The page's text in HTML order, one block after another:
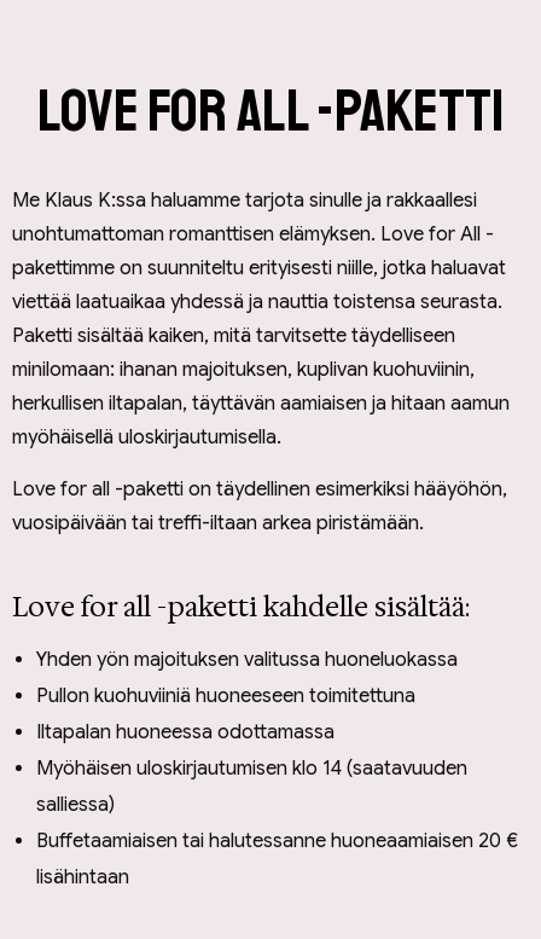
Love for all -paketti
Me Klaus K:ssa haluamme tarjota sinulle ja rakkaallesi
unohtumattoman romanttisen elämyksen. Love for All -
pakettimme on suunniteltu erityisesti niille, jotka haluavat
viettää laatuaikaa yhdessä ja nauttia toistensa seurasta.
Paketti sisältää kaiken, mitä tarvitsette täydelliseen
minilomaan: ihanan majoituksen, kuplivan kuohuviinin,
herkullisen iltapalan, täyttävän aamiaisen ja hitaan aamun
myöhäisellä uloskirjautumisella.
Love for all -paketti on täydellinen esimerkiksi hääyöhön,
vuosipäivään tai treffi-iltaan arkea piristämään.
Love for all -paketti kahdelle sisältää:
Yhden yön majoituksen valitussa huoneluokassa
Pullon kuohuviiniä huoneeseen toimitettuna
Iltapalan huoneessa odottamassa
Myöhäisen uloskirjautumisen klo 14 (saatavuuden
salliessa)
Buffetaamiaisen tai halutessanne huoneaamiaisen 20 €
lisähintaan